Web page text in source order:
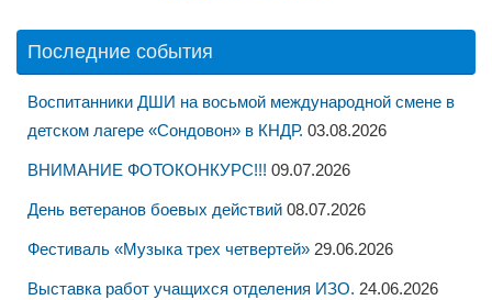
Последние события
Воспитанники ДШИ на восьмой международной смене в
детском лагере «Сондовон» в КНДР. 03.08.2026
ВНИМАНИЕ ФОТОКОНКУРС!!! 09.07.2026
День ветеранов боевых действий 08.07.2026
Фестиваль «Музыка трех четвертей» 29.06.2026
Выставка работ учащихся отделения ИЗО. 24.06.2026